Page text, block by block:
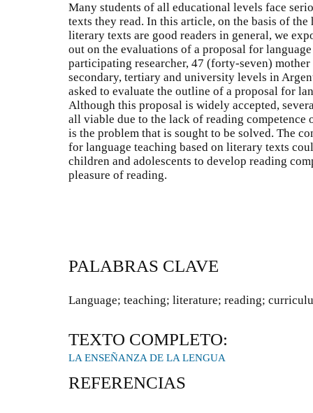
Many students of all educational levels face
texts they read. In this article, on the basis of
literary texts are good readers in general, we
out on the evaluations of a proposal for
participating researcher, 47 (forty-seven)
secondary, tertiary and university levels in
asked to evaluate the outline of a proposal for
Although this proposal is widely accepted,
all viable due to the lack of reading competence
is the problem that is sought to be solved. The
for language teaching based on literary texts
children and adolescents to develop reading
pleasure of reading.
PALABRAS CLAVE
Language; teaching; literature; reading;
TEXTO COMPLETO:
LA ENSEÑANZA DE LA LENGUA
REFERENCIAS